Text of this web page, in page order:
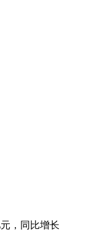
，同比增长